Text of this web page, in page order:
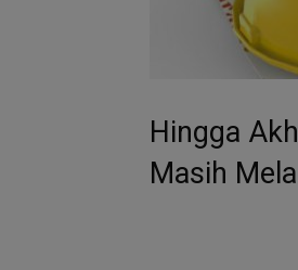
Hingga
Masih